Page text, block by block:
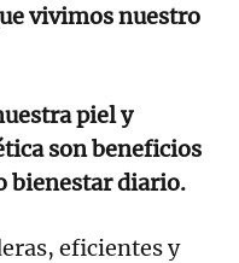
vivimos nuestro
piel y
son beneficios
bienestar diario.
eficientes y